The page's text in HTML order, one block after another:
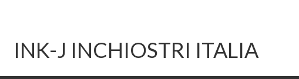
INK-J INCHIOSTRI ITALIA